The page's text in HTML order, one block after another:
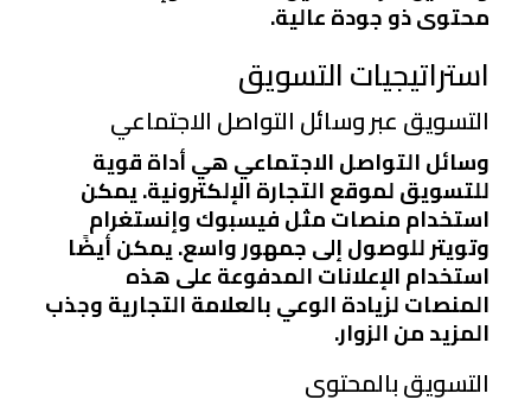
محتوى ذو جودة عالية.
استراتيجيات التسويق
التسويق عبر وسائل التواصل الاجتماعي
وسائل التواصل الاجتماعي هي أداة قوية
للتسويق لموقع التجارة الإلكترونية. يمكن
استخدام منصات مثل فيسبوك وإنستغرام
وتويتر للوصول إلى جمهور واسع. يمكن أيضًا
استخدام الإعلانات المدفوعة على هذه
المنصات لزيادة الوعي بالعلامة التجارية وجذب
المزيد من الزوار.
التسويق بالمحتوى